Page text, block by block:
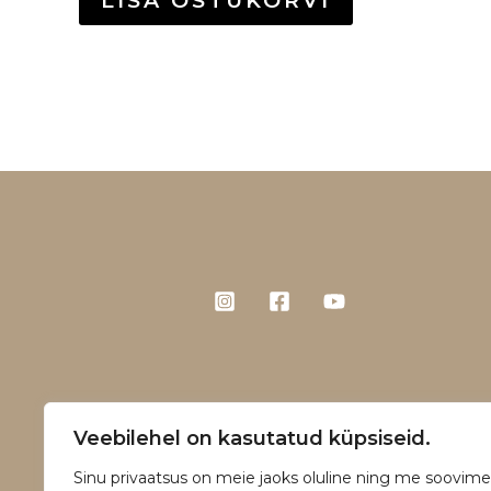
Veebilehel on kasutatud küpsiseid.
Sinu privaatsus on meie jaoks oluline ning me